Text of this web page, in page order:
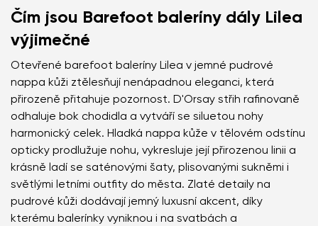
Čím jsou Barefoot baleríny dály Lilea
výjimečné
Otevřené barefoot baleríny Lilea v jemné pudrové
nappa kůži ztělesňují nenápadnou eleganci, která
přirozeně přitahuje pozornost. D'Orsay střih rafinovaně
odhaluje bok chodidla a vytváří se siluetou nohy
harmonický celek. Hladká nappa kůže v tělovém odstínu
opticky prodlužuje nohu, vykresluje její přirozenou linii a
krásně ladí se saténovými šaty, plisovanými sukněmi i
světlými letními outfity do města. Zlaté detaily na
pudrové kůži dodávají jemný luxusní akcent, díky
kterému balerínky vyniknou i na svatbách a